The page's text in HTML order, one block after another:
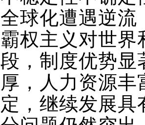
全球化遭遇逆流
霸权主义对世界
段，制度优势显
厚，人力资源
定，继续发展